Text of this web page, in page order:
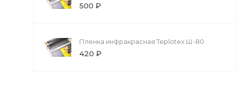
500 ₽
Пленка инфракрасная Teplotex Ш-80
420 ₽